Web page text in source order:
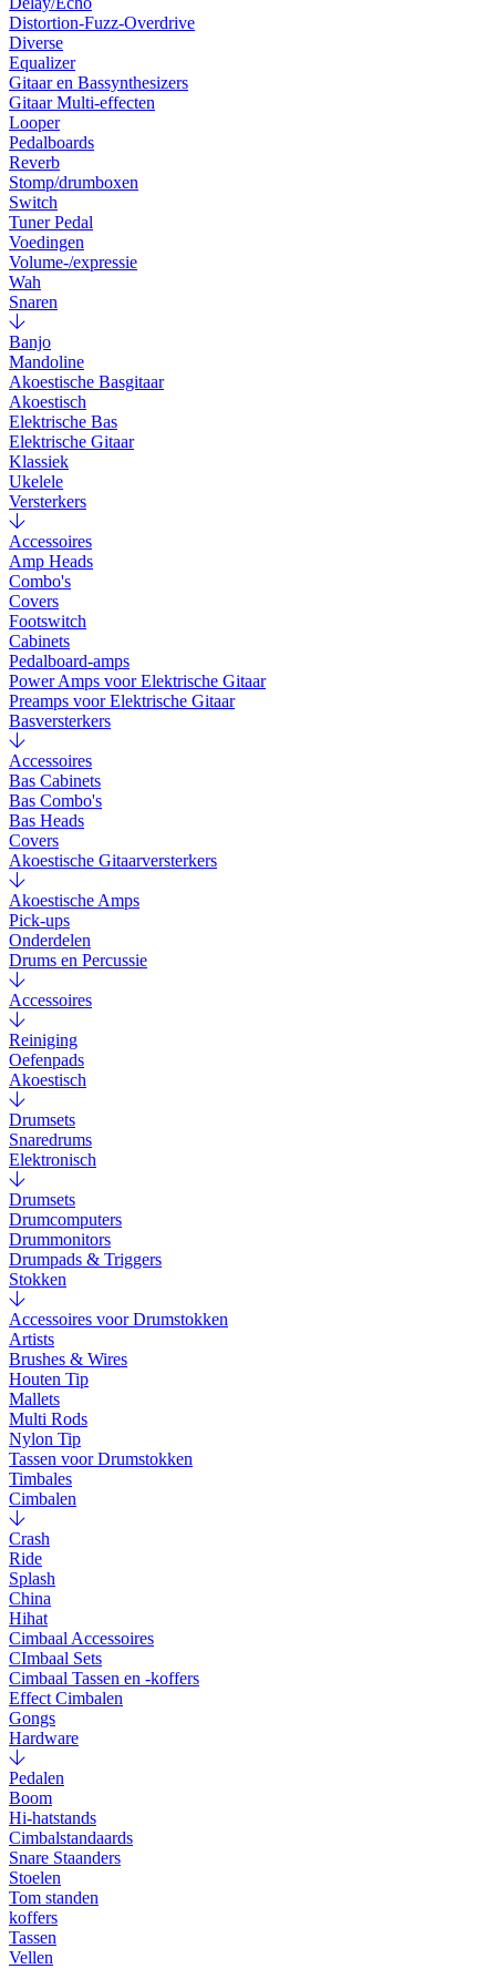
Distortion-Fuzz-Overdrive
Diverse
Equalizer
Gitaar en Bassynthesizers
Gitaar Multi-effecten
Looper
Pedalboards
Reverb
Stomp/drumboxen
Switch
Tuner Pedal
Voedingen
Volume-/expressie
Wah
Snaren
Banjo
Mandoline
Akoestische Basgitaar
Akoestisch
Elektrische Bas
Elektrische Gitaar
Klassiek
Ukelele
Versterkers
Accessoires
Amp Heads
Combo's
Covers
Footswitch
Cabinets
Pedalboard-amps
Power Amps voor Elektrische Gitaar
Preamps voor Elektrische Gitaar
Basversterkers
Accessoires
Bas Cabinets
Bas Combo's
Bas Heads
Covers
Akoestische Gitaarversterkers
Akoestische Amps
Pick-ups
Onderdelen
Drums en Percussie
Accessoires
Reiniging
Oefenpads
Akoestisch
Drumsets
Snaredrums
Elektronisch
Drumsets
Drumcomputers
Drummonitors
Drumpads & Triggers
Stokken
Accessoires voor Drumstokken
Artists
Brushes & Wires
Houten Tip
Mallets
Multi Rods
Nylon Tip
Tassen voor Drumstokken
Timbales
Cimbalen
Crash
Ride
Splash
China
Hihat
Cimbaal Accessoires
CImbaal Sets
Cimbaal Tassen en -koffers
Effect Cimbalen
Gongs
Hardware
Pedalen
Boom
Hi-hatstands
Cimbalstandaards
Snare Staanders
Stoelen
Tom standen
koffers
Tassen
Vellen